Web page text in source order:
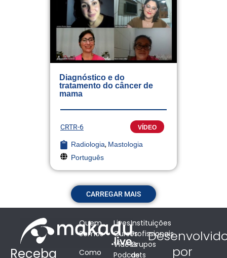
Diagnóstico e do
tratamento do câncer de
mama
CRTR-6 VÍDEO
Radiologia, Mastologia
Português
CARREGAR MAIS
Receba
Quem
Somos
Como
Lives
Cursos
Vídeos
Podcasts
Instituições
Profissionais
Grupos
de
por